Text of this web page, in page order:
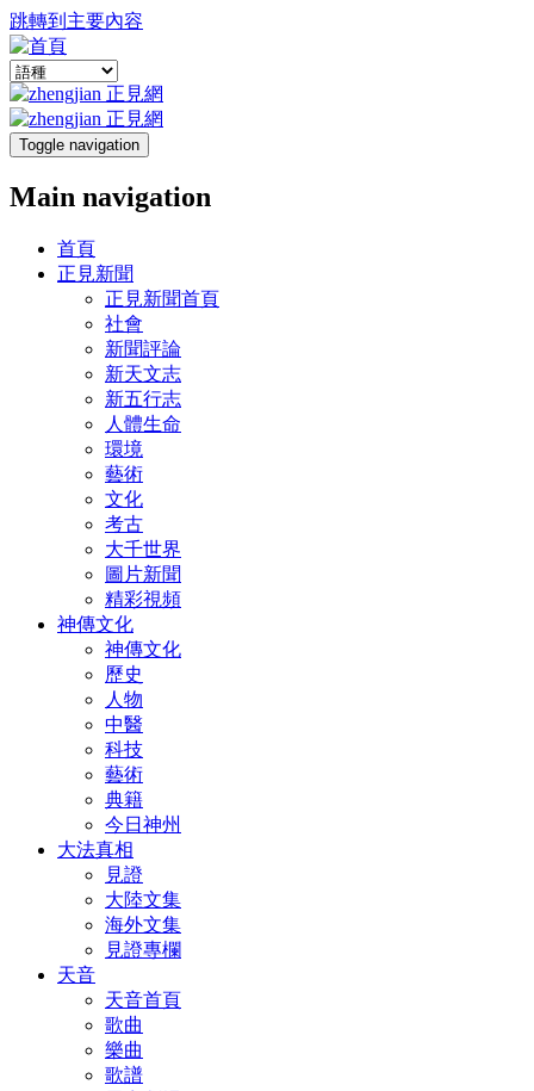
跳轉到主要內容
Toggle navigation
Main navigation
首頁
正見新聞
正見新聞首頁
社會
新聞評論
新天文志
新五行志
人體生命
環境
藝術
文化
考古
大千世界
圖片新聞
精彩視頻
神傳文化
神傳文化
歷史
人物
中醫
科技
藝術
典籍
今日神州
大法真相
見證
大陸文集
海外文集
見證專欄
天音
天音首頁
歌曲
樂曲
歌譜